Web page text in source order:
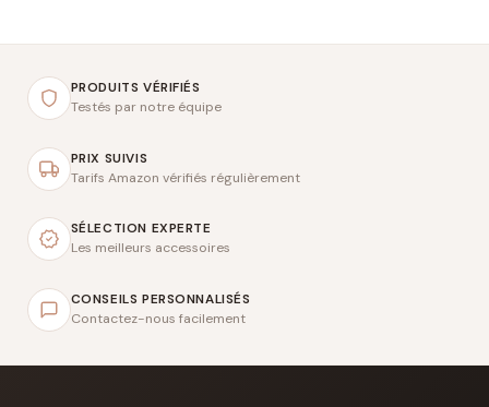
PRODUITS VÉRIFIÉS
Testés par notre équipe
PRIX SUIVIS
Tarifs Amazon vérifiés régulièrement
SÉLECTION EXPERTE
Les meilleurs accessoires
CONSEILS PERSONNALISÉS
Contactez-nous facilement